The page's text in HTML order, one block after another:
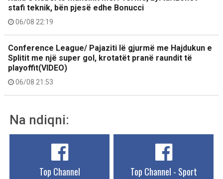
stafi teknik, bën pjesë edhe Bonucci
06/08 22:19
Conference League/ Pajaziti lë gjurmë me Hajdukun e
Splitit me një super gol, krotatët pranë raundit të
playoffit(VIDEO)
06/08 21:53
Na ndiqni:
Top Channel Top Channel - Sport